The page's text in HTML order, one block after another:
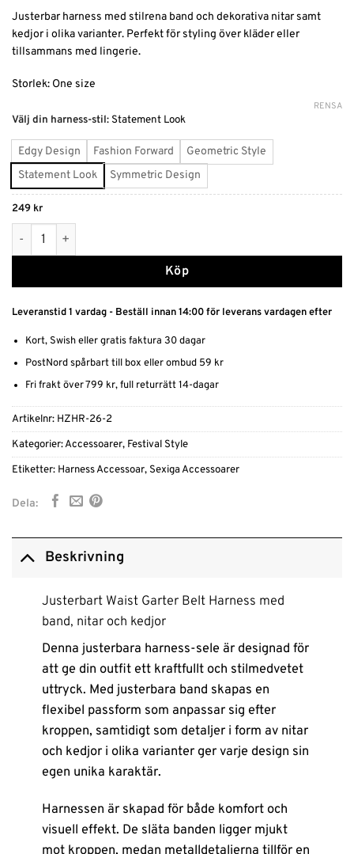
Justerbar harness med stilrena band och dekorativa nitar samt
kedjor i olika varianter. Perfekt för styling över kläder eller
tillsammans med lingerie.
Storlek: One size
Välj din harness-stil: Statement Look
Edgy Design Fashion Forward
Geometric Style
Statement Look
Symmetric Design
RENSA
249 kr
Justerbar Waist Harness Sele med Band och Nitar mängd
Köp
Alternative:
Leveranstid 1 vardag - Beställ innan 14:00 för leverans vardagen efter
Kort, Swish eller gratis faktura 30 dagar
PostNord spårbart till box eller ombud 59 kr
Fri frakt över 799 kr, full returrätt 14-dagar
Artikelnr: HZHR-26-2
Kategorier:Accessoarer, Festival Style
Etiketter: Harness Accessoar, Sexiga Accessoarer
Dela:
Beskrivning
Justerbart Waist Garter Belt Harness med
band, nitar och kedjor
Denna justerbara harness-sele är designad för
att ge din outfit ett kraftfullt och stilmedvetet
uttryck. Med justerbara band skapas en
flexibel passform som anpassar sig efter
kroppen, samtidigt som detaljer i form av nitar
och kedjor i olika varianter ger varje design sin
egen unika karaktär.
Harnessen är skapad för både komfort och
visuell effekt. De släta banden ligger mjukt